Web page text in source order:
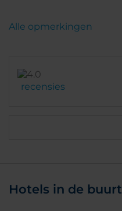
recensies
Alle opmerkingen
Hotels in de buurt